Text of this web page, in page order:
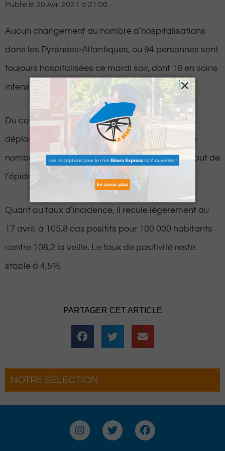
Publié le 20 Avr. 2021 à 21:00
Aucun changement au nombre d’hospitalisations
dans les Pyrénées-Atlantiques, ou 94 personnes sont
toujours hospitalisées ce mardi soir, dont 16 en soins
intensifs (+1 en 24h).
Du coté des décès, une nouvelle victime a été
déplorée dans le département, portant à 463 le
nombre de décès liés au Covid-19 depuis le début de
l’épidémie.
Quant au taux d’incidence, il recule légèrement au
17 avril, à 105,8 cas positifs pour 100 000 habitants
contre 108,2 la veille. Le taux de positivité reste
stable à 4,5%.
PARTAGER CET ARTICLE
NOTRE SÉLECTION
Le Béret : Un voyage offert par Version
Voyages pour les grands gagnants
I
n
T
w
F
a